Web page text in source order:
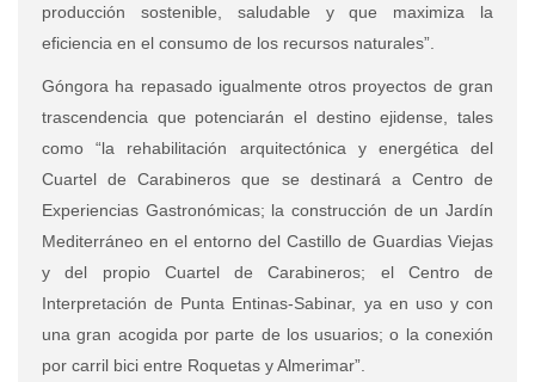
producción sostenible, saludable y que maximiza la
eficiencia en el consumo de los recursos naturales”.
Góngora ha repasado igualmente otros proyectos de gran
trascendencia que potenciarán el destino ejidense, tales
como “la rehabilitación arquitectónica y energética del
Cuartel de Carabineros que se destinará a Centro de
Experiencias Gastronómicas; la construcción de un Jardín
Mediterráneo en el entorno del Castillo de Guardias Viejas
y del propio Cuartel de Carabineros; el Centro de
Interpretación de Punta Entinas-Sabinar, ya en uso y con
una gran acogida por parte de los usuarios; o la conexión
por carril bici entre Roquetas y Almerimar”.